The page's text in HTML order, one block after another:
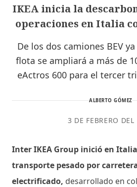
IKEA inicia la
operaciones en Italia
De los dos camiones BEV
flota se ampliará a más de
eActros 600 para el tercer
ALBERTO GÓMEZ
3 DE FEBRERO
Inter IKEA Group inició en
transporte pesado por
electrificado, desarrollado en